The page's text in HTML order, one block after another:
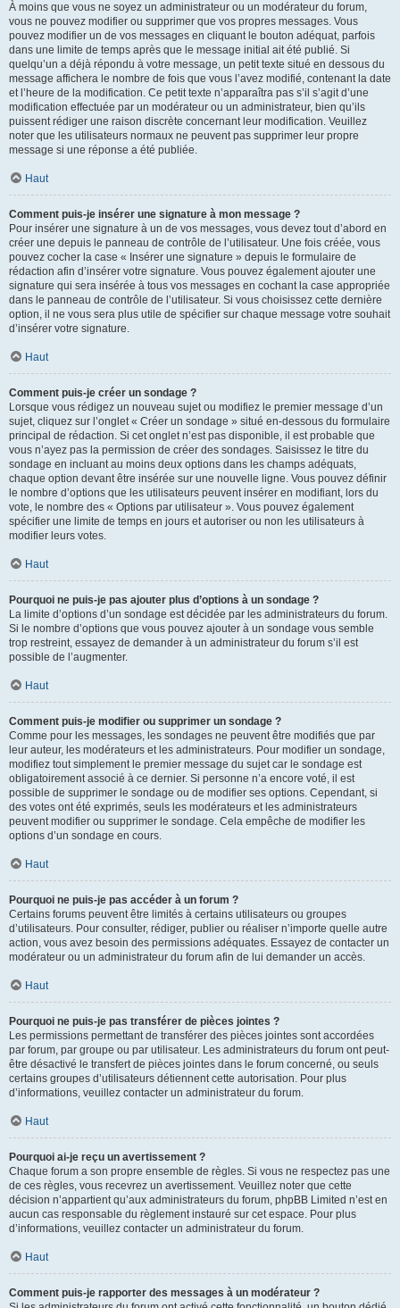
À moins que vous ne soyez un administrateur ou un modérateur du forum,
vous ne pouvez modifier ou supprimer que vos propres messages. Vous
pouvez modifier un de vos messages en cliquant le bouton adéquat, parfois
dans une limite de temps après que le message initial ait été publié. Si
quelqu’un a déjà répondu à votre message, un petit texte situé en dessous du
message affichera le nombre de fois que vous l’avez modifié, contenant la date
et l’heure de la modification. Ce petit texte n’apparaîtra pas s’il s’agit d’une
modification effectuée par un modérateur ou un administrateur, bien qu’ils
puissent rédiger une raison discrète concernant leur modification. Veuillez
noter que les utilisateurs normaux ne peuvent pas supprimer leur propre
message si une réponse a été publiée.
Haut
Comment puis-je insérer une signature à mon message ?
Pour insérer une signature à un de vos messages, vous devez tout d’abord en
créer une depuis le panneau de contrôle de l’utilisateur. Une fois créée, vous
pouvez cocher la case « Insérer une signature » depuis le formulaire de
rédaction afin d’insérer votre signature. Vous pouvez également ajouter une
signature qui sera insérée à tous vos messages en cochant la case appropriée
dans le panneau de contrôle de l’utilisateur. Si vous choisissez cette dernière
option, il ne vous sera plus utile de spécifier sur chaque message votre souhait
d’insérer votre signature.
Haut
Comment puis-je créer un sondage ?
Lorsque vous rédigez un nouveau sujet ou modifiez le premier message d’un
sujet, cliquez sur l’onglet « Créer un sondage » situé en-dessous du formulaire
principal de rédaction. Si cet onglet n’est pas disponible, il est probable que
vous n’ayez pas la permission de créer des sondages. Saisissez le titre du
sondage en incluant au moins deux options dans les champs adéquats,
chaque option devant être insérée sur une nouvelle ligne. Vous pouvez définir
le nombre d’options que les utilisateurs peuvent insérer en modifiant, lors du
vote, le nombre des « Options par utilisateur ». Vous pouvez également
spécifier une limite de temps en jours et autoriser ou non les utilisateurs à
modifier leurs votes.
Haut
Pourquoi ne puis-je pas ajouter plus d’options à un sondage ?
La limite d’options d’un sondage est décidée par les administrateurs du forum.
Si le nombre d’options que vous pouvez ajouter à un sondage vous semble
trop restreint, essayez de demander à un administrateur du forum s’il est
possible de l’augmenter.
Haut
Comment puis-je modifier ou supprimer un sondage ?
Comme pour les messages, les sondages ne peuvent être modifiés que par
leur auteur, les modérateurs et les administrateurs. Pour modifier un sondage,
modifiez tout simplement le premier message du sujet car le sondage est
obligatoirement associé à ce dernier. Si personne n’a encore voté, il est
possible de supprimer le sondage ou de modifier ses options. Cependant, si
des votes ont été exprimés, seuls les modérateurs et les administrateurs
peuvent modifier ou supprimer le sondage. Cela empêche de modifier les
options d’un sondage en cours.
Haut
Pourquoi ne puis-je pas accéder à un forum ?
Certains forums peuvent être limités à certains utilisateurs ou groupes
d’utilisateurs. Pour consulter, rédiger, publier ou réaliser n’importe quelle autre
action, vous avez besoin des permissions adéquates. Essayez de contacter un
modérateur ou un administrateur du forum afin de lui demander un accès.
Haut
Pourquoi ne puis-je pas transférer de pièces jointes ?
Les permissions permettant de transférer des pièces jointes sont accordées
par forum, par groupe ou par utilisateur. Les administrateurs du forum ont peut-
être désactivé le transfert de pièces jointes dans le forum concerné, ou seuls
certains groupes d’utilisateurs détiennent cette autorisation. Pour plus
d’informations, veuillez contacter un administrateur du forum.
Haut
Pourquoi ai-je reçu un avertissement ?
Chaque forum a son propre ensemble de règles. Si vous ne respectez pas une
de ces règles, vous recevrez un avertissement. Veuillez noter que cette
décision n’appartient qu’aux administrateurs du forum, phpBB Limited n’est en
aucun cas responsable du règlement instauré sur cet espace. Pour plus
d’informations, veuillez contacter un administrateur du forum.
Haut
Comment puis-je rapporter des messages à un modérateur ?